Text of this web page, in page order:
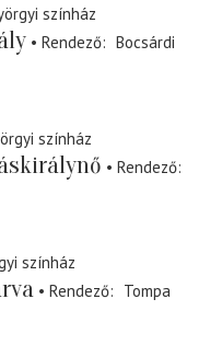
színház
Rendező
Bocsárdi
színház
Rendező
színház
Rendező
Tompa